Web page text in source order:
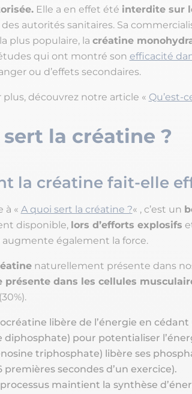
Elle a en effet été interdite sur
autorités sanitaires. Sa
plus populaire, la créatine
qui ont montré son efficacité
ou d’effets secondaires.
plus, découvrez notre article « Qu’est-
la créatine ?
la créatine fait-elle
à « A quoi sert la créatine ?« , c’est un
disponible, lors d’efforts explosifs
augmente également la force.
naturellement présente dans
présente dans les cellules
libère de l’énergie en cédant
diphosphate) pour potentialiser
triphosphate) libère ses
premières secondes d’un exercice).
maintient la synthèse